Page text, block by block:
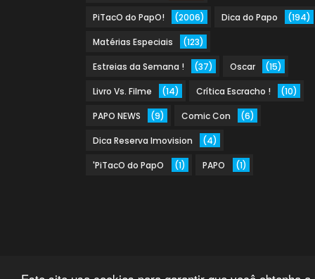
PiTacO do PapO! (2006) Dica do Papo (194)
Matérias Especiais (123)
Estreias da Semana ! (37) Oscar (15)
Livro Vs. Filme (14) Crítica Escracho ! (10)
PAPO NEWS (9) Comic Con (6)
Dica Reserva Imovision (4)
'PiTacO do PapO (1) PAPO (1)